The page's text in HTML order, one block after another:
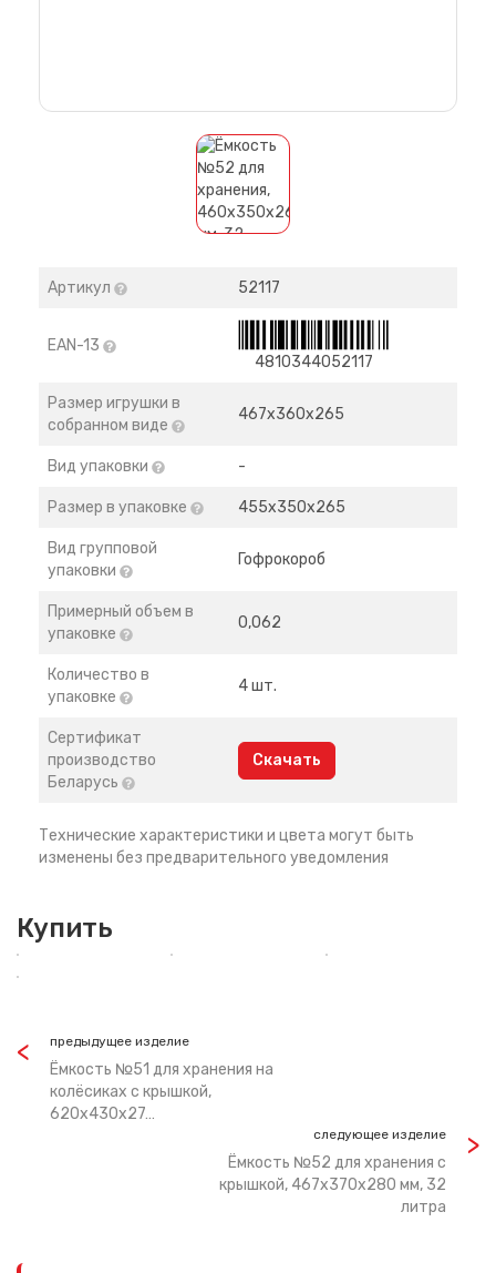
Артикул 52117
EAN-13
4810344052117
Размер игрушки в
собранном виде
467х360х265
Вид упаковки -
Размер в упаковке 455х350х265
Вид групповой
упаковки
Гофрокороб
Примерный объем в
упаковке
0,062
Количество в
упаковке
4 шт.
Сертификат
производство
Беларусь
Скачать
Технические характеристики и цвета могут быть
изменены без предварительного уведомления
Купить
предыдущее изделие
Ёмкость №51 для хранения на
колёсиках с крышкой,
620х430х27…
следующее изделие
Ёмкость №52 для хранения с
крышкой, 467х370х280 мм, 32
литра